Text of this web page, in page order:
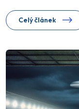
Celý článek